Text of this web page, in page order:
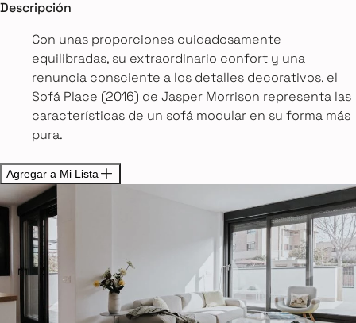
Descripción
Con unas proporciones cuidadosamente
equilibradas, su extraordinario confort y una
renuncia consciente a los detalles decorativos, el
Sofá Place (2016) de Jasper Morrison representa las
características de un sofá modular en su forma más
pura.
Agregar a Mi Lista